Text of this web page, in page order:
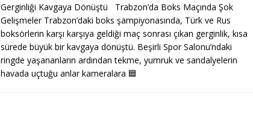
Gerginliği Kavgaya Dönüştü Trabzon’da Boks Maçında Şok
Gelişmeler Trabzon’daki boks şampiyonasında, Türk ve Rus
boksörlerin karşı karşıya geldiği maç sonrası çıkan gerginlik, kısa
sürede büyük bir kavgaya dönüştü. Beşirli Spor Salonu’ndaki
ringde yaşananların ardından tekme, yumruk ve sandalyelerin
havada uçtuğu anlar kameralara 🟦